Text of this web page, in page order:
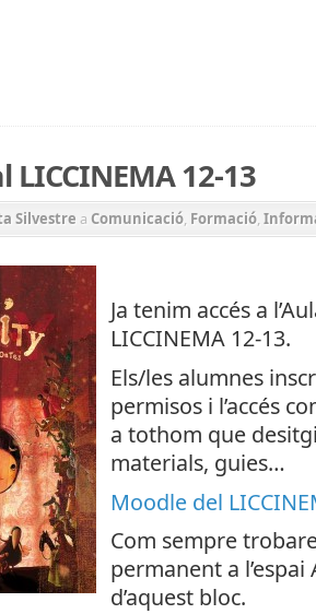
12-13
Silvestre a Comunicació Formació
Ja tenim accés a
LICCINEMA 12-13.
Els/les alumnes
permisos i l’accés
a tothom que
materials, guies…
Moodle del
Com sempre
permanent a
d’aquest bloc.